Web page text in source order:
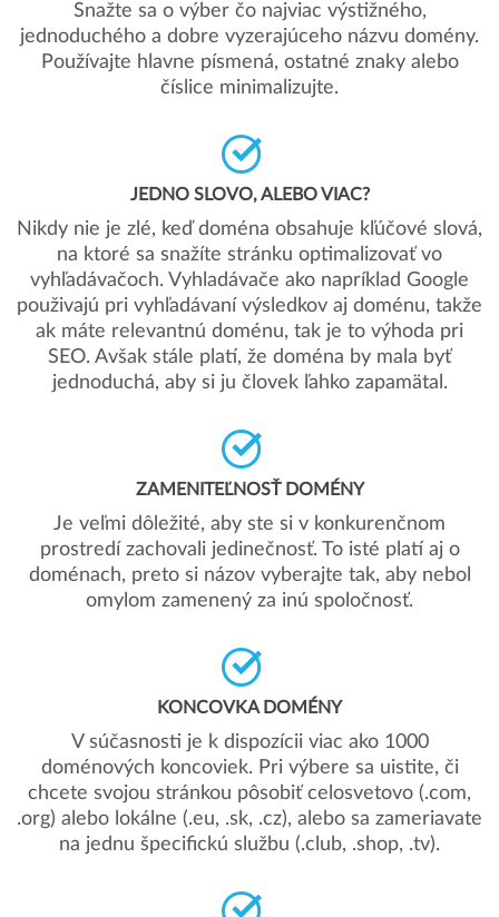
Snažte sa o výber čo najviac výstižného,
jednoduchého a dobre vyzerajúceho názvu domény.
Používajte hlavne písmená, ostatné znaky alebo
číslice minimalizujte.
JEDNO SLOVO, ALEBO VIAC?
Nikdy nie je zlé, keď doména obsahuje kľúčové slová,
na ktoré sa snažíte stránku optimalizovať vo
vyhľadávačoch. Vyhladávače ako napríklad Google
použivajú pri vyhľadávaní výsledkov aj doménu, takže
ak máte relevantnú doménu, tak je to výhoda pri
SEO. Avšak stále platí, že doména by mala byť
jednoduchá, aby si ju človek ľahko zapamätal.
ZAMENITEĽNOSŤ DOMÉNY
Je veľmi dôležité, aby ste si v konkurenčnom
prostredí zachovali jedinečnosť. To isté platí aj o
doménach, preto si názov vyberajte tak, aby nebol
omylom zamenený za inú spoločnosť.
KONCOVKA DOMÉNY
V súčasnosti je k dispozícii viac ako 1000
doménových koncoviek. Pri výbere sa uistite, či
chcete svojou stránkou pôsobiť celosvetovo (.com,
.org) alebo lokálne (.eu, .sk, .cz), alebo sa zameriavate
na jednu špecifickú službu (.club, .shop, .tv).